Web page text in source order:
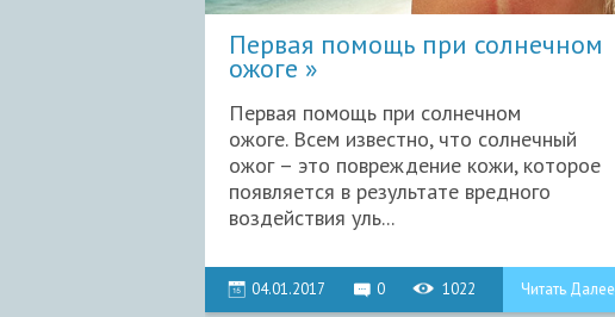
Первая помощь при солнечном
ожоге
Первая помощь при солнечном
ожоге. Всем известно, что солнечный
ожог – это повреждение кожи, которое
появляется в результате вредного
воздействия уль...
04.01.2017 0 1022 Читать Далее